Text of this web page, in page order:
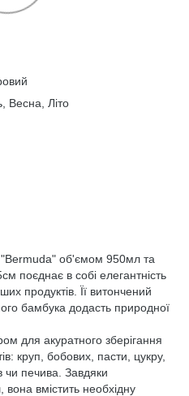
Весна, Літо
об'ємом 950мл та
поєднає в собі елегантність
продуктів. Її витончений
бамбука додасть природної
для акуратного зберігання
круп, бобових, пасти, цукру,
чи печива. Завдяки
вмістить необхідну